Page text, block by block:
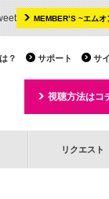
MEMBER’S ~エム
サ
サポート
？
視聴方法はコ
リクエスト